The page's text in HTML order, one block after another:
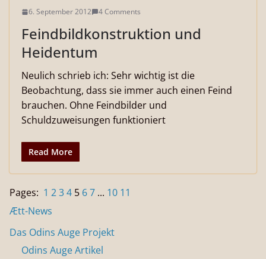
6. September 2012 4 Comments
Feindbildkonstruktion und
Heidentum
Neulich schrieb ich: Sehr wichtig ist die
Beobachtung, dass sie immer auch einen Feind
brauchen. Ohne Feindbilder und
Schuldzuweisungen funktioniert
Read More
Pages: 1 234 5 67 ... 10 11
Ætt-News
Das Odins Auge Projekt
Odins Auge Artikel